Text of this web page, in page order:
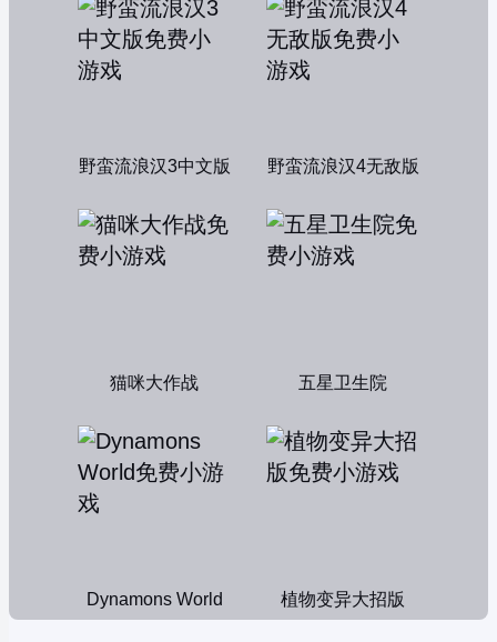
野蛮流浪汉3中文版 野蛮流浪汉4无敌版
猫咪大作战 五星卫生院
Dynamons World 植物变异大招版